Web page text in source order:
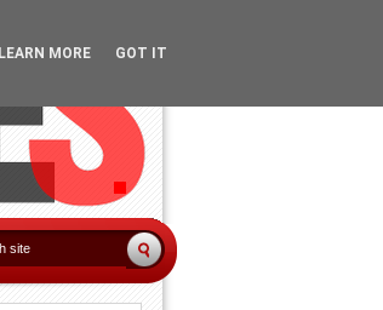
LEARN MORE GOT IT